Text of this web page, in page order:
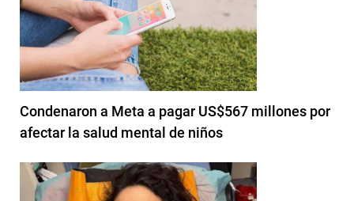
Condenaron a Meta a pagar US$567 millones por
afectar la salud mental de niños